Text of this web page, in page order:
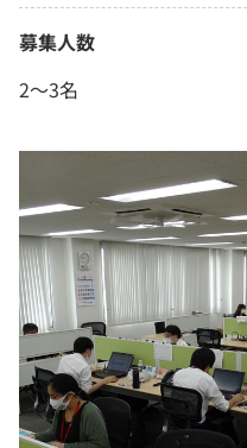
募集人数
2〜3名